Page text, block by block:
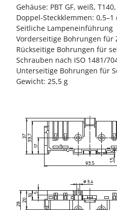
Gehäuse: PBT GF, weiß,
Doppel-Steckklemmen: 0,5–1
Seitliche Lampeneinführung
Vorderseitige Bohrungen für
Rückseitige Bohrungen für
Schrauben nach ISO 1481/
Unterseitige Bohrungen für
Gewicht: 25,5 g